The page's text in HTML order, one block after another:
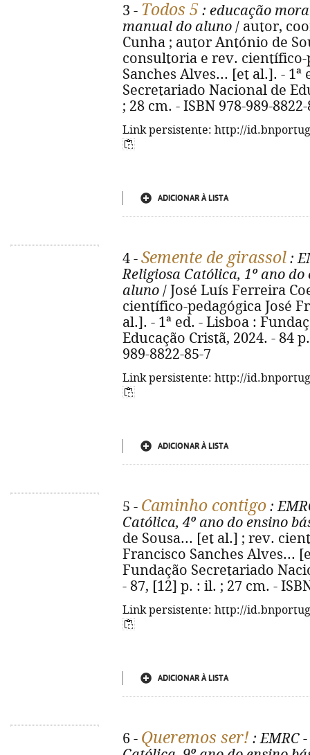
3 - Todos 5 : educação
manual do aluno / autor,
Cunha ; autor António de
consultoria e rev. científico-
Sanches Alves... [et al.]. - 1ª
Secretariado Nacional de
; 28 cm. - ISBN 978-989-
Link persistente: http://
ADICIONAR À LISTA
4 - Semente de girassol :
Religiosa Católica, 1º ano do
aluno / José Luís Ferreira
científico-pedagógica José
al.]. - 1ª ed. - Lisboa :
Educação Cristã, 2024. - 84
989-8822-85-7
Link persistente: http://
ADICIONAR À LISTA
5 - Caminho contigo :
Católica, 4º ano do ensino
de Sousa... [et al.] ; rev.
Francisco Sanches Alves...
Fundação Secretariado
- 87, [12] p. : il. ; 27 cm. -
Link persistente: http://
ADICIONAR À LISTA
6 - Queremos ser! : EMRC